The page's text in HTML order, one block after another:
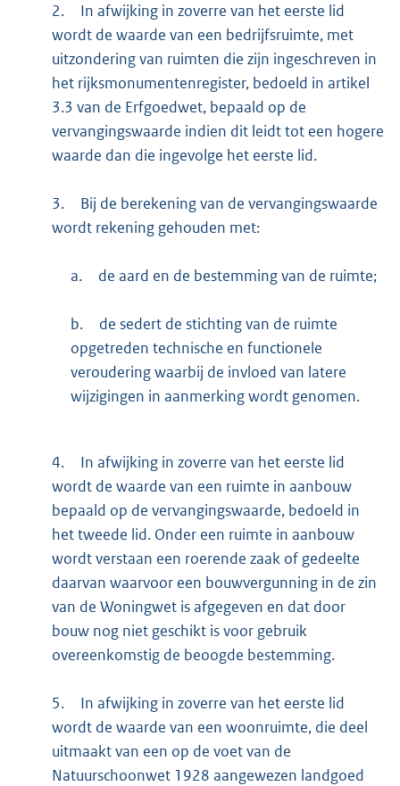
2.
In afwijking in zoverre van het eerste lid
wordt de waarde van een bedrijfsruimte, met
uitzondering van ruimten die zijn ingeschreven in
het rijksmonumentenregister, bedoeld in artikel
3.3 van de Erfgoedwet, bepaald op de
vervangingswaarde indien dit leidt tot een hogere
waarde dan die ingevolge het eerste lid.
3.
Bij de berekening van de vervangingswaarde
wordt rekening gehouden met:
a. de aard en de bestemming van de ruimte;
b.
de sedert de stichting van de ruimte
opgetreden technische en functionele
veroudering waarbij de invloed van latere
wijzigingen in aanmerking wordt genomen.
4.
In afwijking in zoverre van het eerste lid
wordt de waarde van een ruimte in aanbouw
bepaald op de vervangingswaarde, bedoeld in
het tweede lid. Onder een ruimte in aanbouw
wordt verstaan een roerende zaak of gedeelte
daarvan waarvoor een bouwvergunning in de zin
van de Woningwet is afgegeven en dat door
bouw nog niet geschikt is voor gebruik
overeenkomstig de beoogde bestemming.
5.
In afwijking in zoverre van het eerste lid
wordt de waarde van een woonruimte, die deel
uitmaakt van een op de voet van de
Natuurschoonwet 1928 aangewezen landgoed